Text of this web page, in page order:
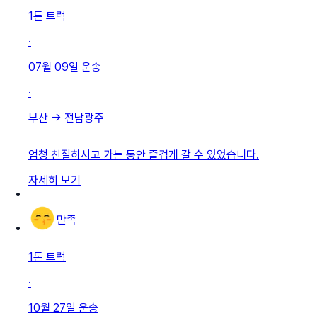
1톤 트럭
·
07월 09일 운송
·
부산 → 전남광주
엄청 친절하시고 가는 동안 즐겁게 갈 수 있었습니다.
자세히 보기
만족
1톤 트럭
·
10월 27일 운송